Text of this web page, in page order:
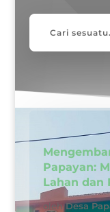
Papayan:
Lahan dan
olehDesa